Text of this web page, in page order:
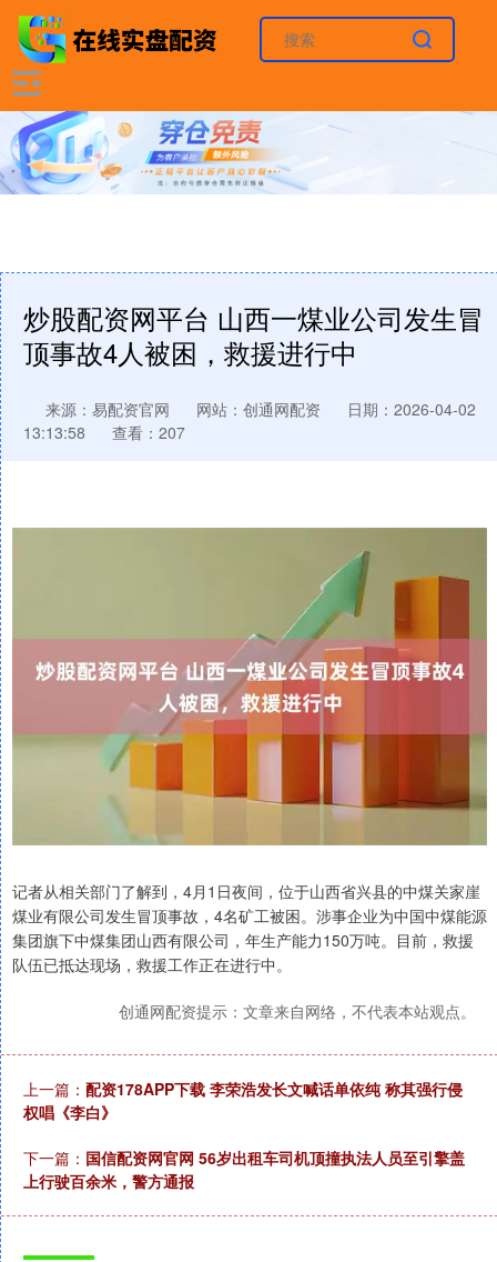
炒股配资网平台 山西一煤业公司发生冒
顶事故4人被困，救援进行中
来源：易配资官网 网站：创通网配资
日期：2026-04-02
13:13:58
查看：207
记者从相关部门了解到，4月1日夜间，位于山西省兴县的中煤关家崖
煤业有限公司发生冒顶事故，4名矿工被困。涉事企业为中国中煤能源
集团旗下中煤集团山西有限公司，年生产能力150万吨。目前，救援
队伍已抵达现场，救援工作正在进行中。
创通网配资提示：文章来自网络，不代表本站观点。
上一篇： 配资178APP下载 李荣浩发长文喊话单依纯 称其强行侵
权唱《李白》
下一篇： 国信配资网官网 56岁出租车司机顶撞执法人员至引擎盖
上行驶百余米，警方通报